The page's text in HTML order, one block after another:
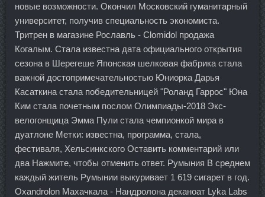
новые возможности. Окончил Московский гуманитарный
университет, получив специальность экономиста.
Тритрен в магазине Рославль - Clomidol продажа
Когалым. Стала известна дата официального открытия
сезона в Шерегеше Японская шелковая фабрика стала
важной достопримечательностью Юниорка Дарья
Касаткина стала победительницей "Роланд Гаррос" Юна
Ким стала почетным послом Олимпиады-2018 Экс-
велогонщица Эмма Пули стала чемпионкой мира в
дуатлоне Метки: известна, программа, стала,
фестиваля, Хельсинкского Оставить комментарий или
два Нажмите, чтобы отменить ответ. Румыния В среднем
каждый житель Румынии выкуривает 1 619 сигарет в год.
Oxandrolon Махачкала - Нандролона деканоат Lyka Labs